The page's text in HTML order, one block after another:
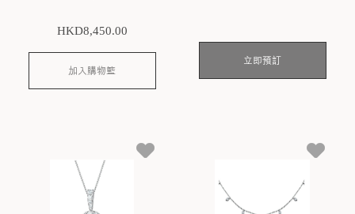
HKD8,450.00
加入購物籃
立即預訂